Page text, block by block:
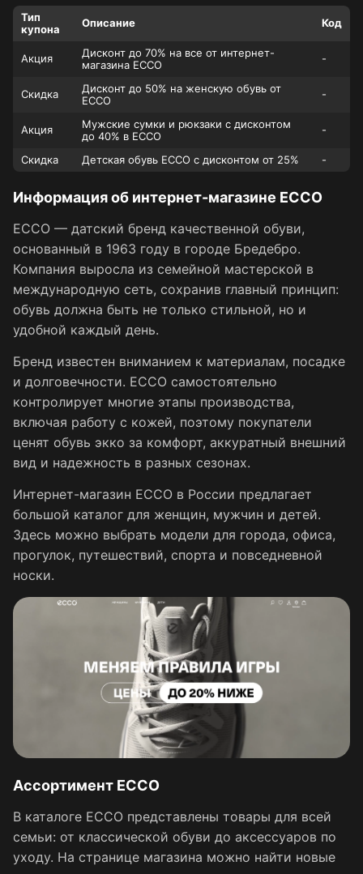
Тип
купона
Описание Код
Акция
Дисконт до 70% на все от интернет-
магазина ECCO
-
Скидка
Дисконт до 50% на женскую обувь от
ECCO
-
Акция
Мужские сумки и рюкзаки с дисконтом
до 40% в ECCO
-
Скидка Детская обувь ECCO с дисконтом от 25% -
Информация об интернет-магазине ECCO
ECCO — датский бренд качественной обуви,
основанный в 1963 году в городе Бредебро.
Компания выросла из семейной мастерской в
международную сеть, сохранив главный принцип:
обувь должна быть не только стильной, но и
удобной каждый день.
Бренд известен вниманием к материалам, посадке
и долговечности. ECCO самостоятельно
контролирует многие этапы производства,
включая работу с кожей, поэтому покупатели
ценят обувь экко за комфорт, аккуратный внешний
вид и надежность в разных сезонах.
Интернет-магазин ECCO в России предлагает
большой каталог для женщин, мужчин и детей.
Здесь можно выбрать модели для города, офиса,
прогулок, путешествий, спорта и повседневной
носки.
Ассортимент ECCO
В каталоге ECCO представлены товары для всей
семьи: от классической обуви до аксессуаров по
уходу. На странице магазина можно найти новые